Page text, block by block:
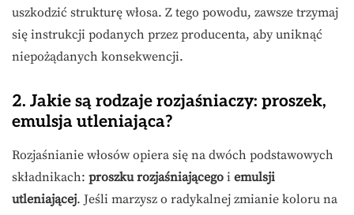
uszkodzić strukturę włosa. Z tego powodu, zawsze trzymaj
się instrukcji podanych przez producenta, aby uniknąć
niepożądanych konsekwencji.
2. Jakie są rodzaje rozjaśniaczy: proszek,
emulsja utleniająca?
Rozjaśnianie włosów opiera się na dwóch podstawowych
składnikach: proszku rozjaśniającego i emulsji
utleniającej. Jeśli marzysz o radykalnej zmianie koloru na